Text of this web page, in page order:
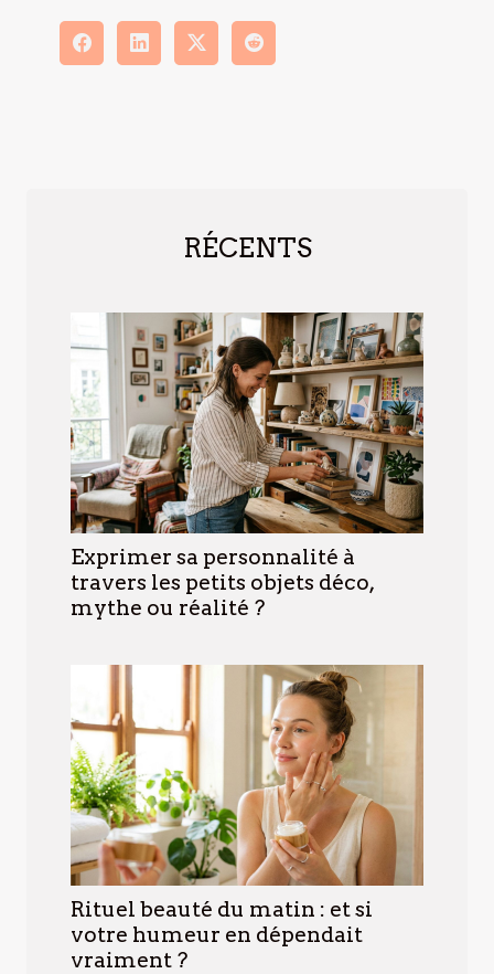
RÉCENTS
Exprimer sa personnalité à
travers les petits objets déco,
mythe ou réalité ?
Rituel beauté du matin : et si
votre humeur en dépendait
vraiment ?